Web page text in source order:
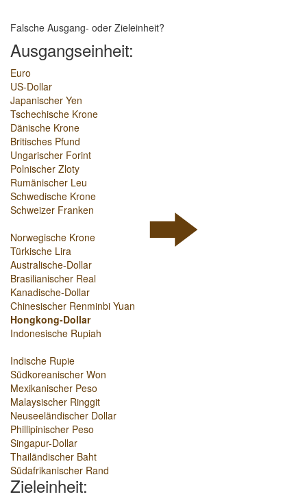
Falsche Ausgang- oder Zieleinheit?
Ausgangseinheit:
Euro
US-Dollar
Japanischer Yen
Tschechische Krone
Dänische Krone
Britisches Pfund
Ungarischer Forint
Polnischer Zloty
Rumänischer Leu
Schwedische Krone
Schweizer Franken
Norwegische Krone
Türkische Lira
Australische-Dollar
Brasilianischer Real
Kanadische-Dollar
Chinesischer Renminbi Yuan
Hongkong-Dollar
Indonesische Rupiah
Indische Rupie
Südkoreanischer Won
Mexikanischer Peso
Malaysischer Ringgit
Neuseeländischer Dollar
Phillipinischer Peso
Singapur-Dollar
Thailändischer Baht
Südafrikanischer Rand
Zieleinheit: